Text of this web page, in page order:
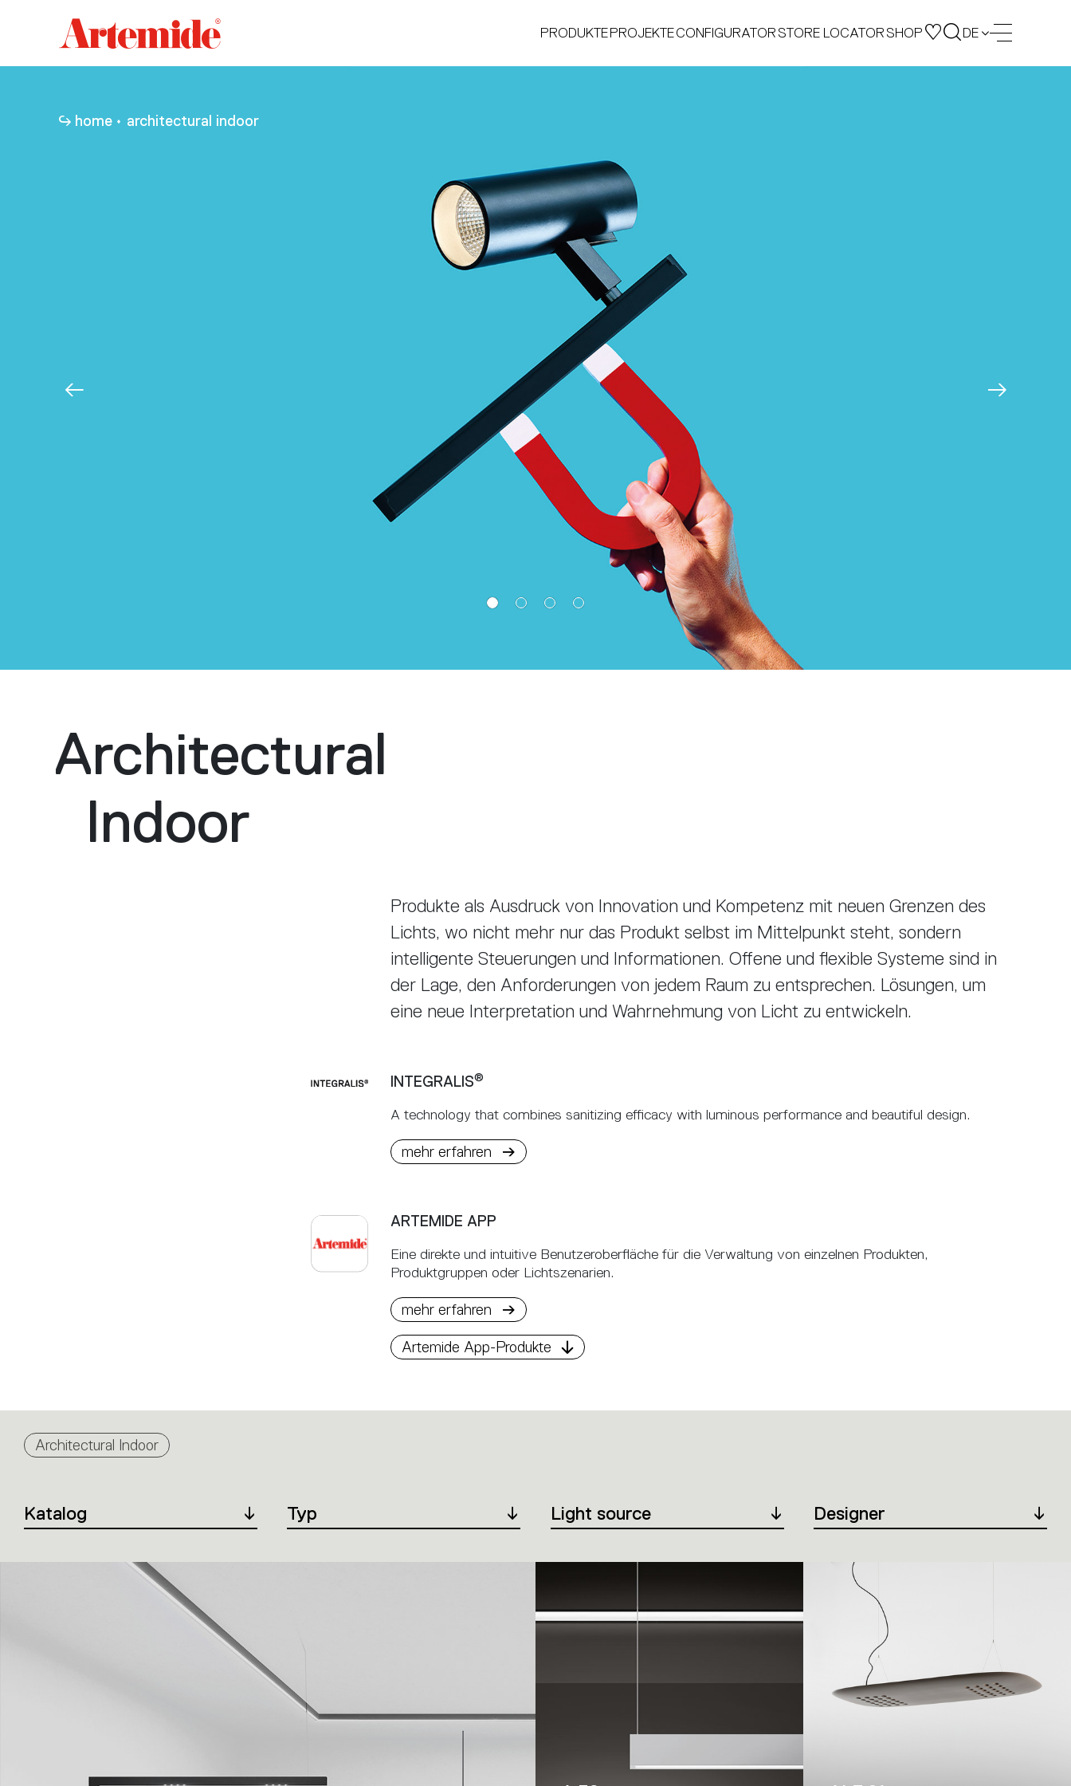
Artemide
home
PRODUKTE
®
PROJEKTECONFIGURATOR STORE LOCATOR SHOP DE
home architectural indoor
Architectural
Indoor
Produkte als Ausdruck von Innovation und Kompetenz mit neuen Grenzen des
Lichts, wo nicht mehr nur das Produkt selbst im Mittelpunkt steht, sondern
intelligente Steuerungen und Informationen. Offene und flexible Systeme sind in
der Lage, den Anforderungen von jedem Raum zu entsprechen. Lösungen, um
eine neue Interpretation und Wahrnehmung von Licht zu entwickeln.
INTEGRALIS®
A technology that combines sanitizing efficacy with luminous performance and beautiful design.
mehr erfahren
ARTEMIDE APP
Eine direkte und intuitive Benutzeroberfläche für die Verwaltung von einzelnen Produkten,
Produktgruppen oder Lichtszenarien.
mehr erfahren
Artemide App-Produkte
Products
filterArchitectural Indoor
Katalog Typ Light source Designer